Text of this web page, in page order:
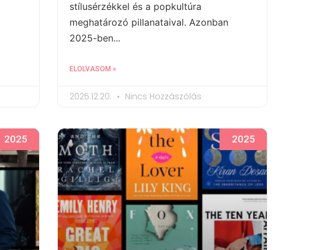
stílusérzékkel és a popkultúra
meghatározó pillanataival. Azonban
2025-ben...
ELOLVASOM »
2025.12.20. Nincs Hozzászólás
2025 2025